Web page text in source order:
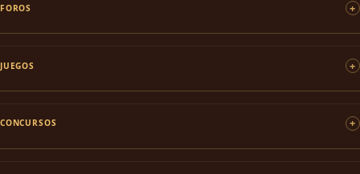
FOROS
JUEGOS
CONCURSOS